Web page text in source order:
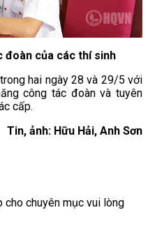
đoàn của các thí sinh
hai ngày 28 và 29/5 với
công tác đoàn và tuyên
cấp.
Tin, ảnh: Hữu Hải, Anh Sơn
cho chuyên mục vui lòng